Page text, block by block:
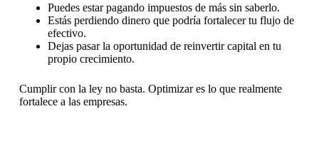
Puedes estar pagando impuestos de más sin saberlo.
Estás perdiendo dinero que podría fortalecer tu flujo de
efectivo.
Dejas pasar la oportunidad de reinvertir capital en tu
propio crecimiento.
Cumplir con la ley no basta. Optimizar es lo que realmente
fortalece a las empresas.